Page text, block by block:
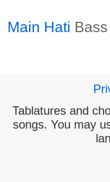
Main Hati Bass
Tablatures and
songs. You may